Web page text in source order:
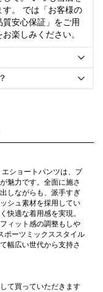
す。 では「お客様の
安心保証」をご用
楽しみください。


ショートパンツは、ブ
魅力です。全面に施さ
しながらも、派手すぎ
シュ素材を採用してい
快適な着用感を実現。
ィット感の調整もしや
ポーツミックススタイル
幅広い世代から支持さ
て買っていただきます